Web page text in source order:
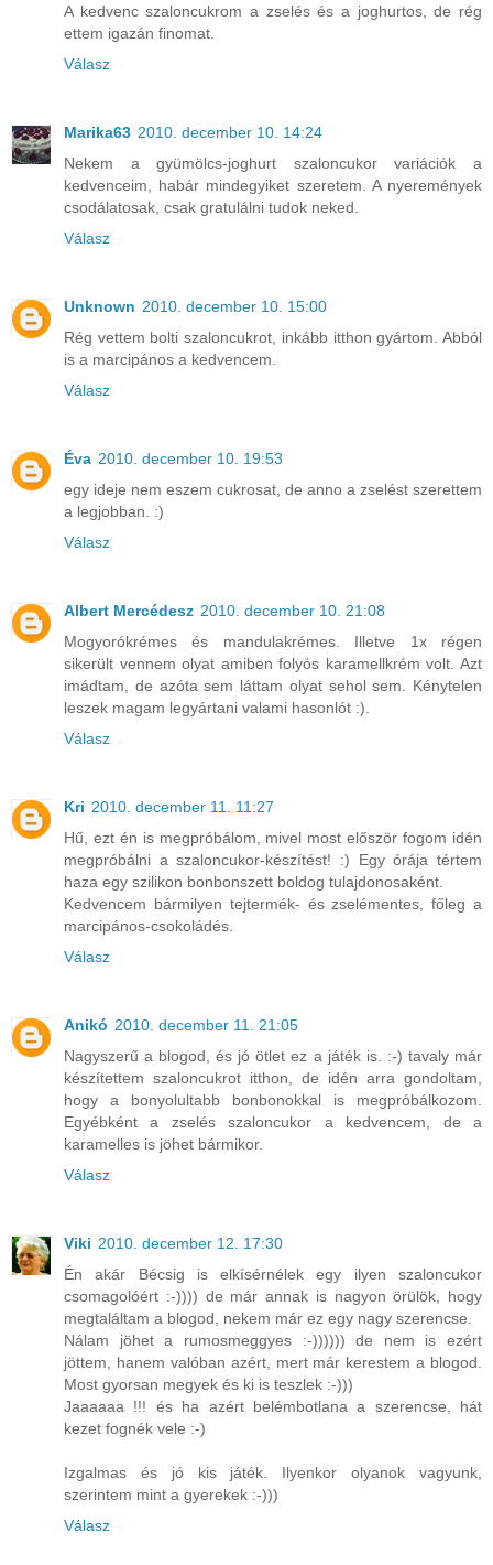
A kedvenc szaloncukrom a zselés és a joghurtos, de rég
ettem igazán finomat.
Válasz
Marika63 2010. december 10. 14:24
Nekem a gyümölcs-joghurt szaloncukor variációk a
kedvenceim, habár mindegyiket szeretem. A nyeremények
csodálatosak, csak gratulálni tudok neked.
Válasz
Unknown 2010. december 10. 15:00
Rég vettem bolti szaloncukrot, inkább itthon gyártom. Abból
is a marcipános a kedvencem.
Válasz
Éva 2010. december 10. 19:53
egy ideje nem eszem cukrosat, de anno a zselést szerettem
a legjobban. :)
Válasz
Albert Mercédesz 2010. december 10. 21:08
Mogyorókrémes és mandulakrémes. Illetve 1x régen
sikerült vennem olyat amiben folyós karamellkrém volt. Azt
imádtam, de azóta sem láttam olyat sehol sem. Kénytelen
leszek magam legyártani valami hasonlót :).
Válasz
Kri 2010. december 11. 11:27
Hű, ezt én is megpróbálom, mivel most először fogom idén
megpróbálni a szaloncukor-készítést! :) Egy órája tértem
haza egy szilikon bonbonszett boldog tulajdonosaként.
Kedvencem bármilyen tejtermék- és zselémentes, főleg a
marcipános-csokoládés.
Válasz
Anikó 2010. december 11. 21:05
Nagyszerű a blogod, és jó ötlet ez a játék is. :-) tavaly már
készítettem szaloncukrot itthon, de idén arra gondoltam,
hogy a bonyolultabb bonbonokkal is megpróbálkozom.
Egyébként a zselés szaloncukor a kedvencem, de a
karamelles is jöhet bármikor.
Válasz
Viki 2010. december 12. 17:30
Én akár Bécsig is elkísérnélek egy ilyen szaloncukor
csomagolóért :-)))) de már annak is nagyon örülök, hogy
megtaláltam a blogod, nekem már ez egy nagy szerencse.
Nálam jöhet a rumosmeggyes :-)))))) de nem is ezért
jöttem, hanem valóban azért, mert már kerestem a blogod.
Most gyorsan megyek és ki is teszlek :-)))
Jaaaaaa !!! és ha azért belémbotlana a szerencse, hát
kezet fognék vele :-)
Izgalmas és jó kis játék. Ilyenkor olyanok vagyunk,
szerintem mint a gyerekek :-)))
Válasz